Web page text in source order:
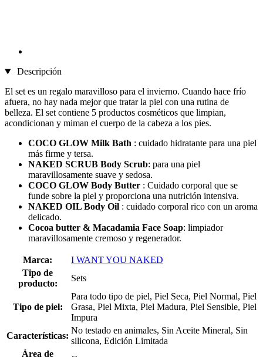
Descripción
El set es un regalo maravilloso para el invierno. Cuando hace frío
afuera, no hay nada mejor que tratar la piel con una rutina de
belleza. El set contiene 5 productos cosméticos que limpian,
acondicionan y miman el cuerpo de la cabeza a los pies.
COCO GLOW Milk Bath : cuidado hidratante para una piel
más firme y tersa.
NAKED SCRUB Body Scrub: para una piel
maravillosamente suave y sedosa.
COCO GLOW Body Butter : Cuidado corporal que se
funde sobre la piel y proporciona una nutrición intensiva.
NAKED OIL Body Oil : cuidado corporal rico con un aroma
delicado.
Cocoa butter & Macadamia Face Soap: limpiador
maravillosamente cremoso y regenerador.
Marca:
I WANT YOU NAKED
Tipo de
producto:
Sets
Tipo de piel:
Para todo tipo de piel, Piel Seca, Piel Normal, Piel
Grasa, Piel Mixta, Piel Madura, Piel Sensible, Piel
Impura
Características:
No testado en animales, Sin Aceite Mineral, Sin
silicona, Edición Limitada
Área de